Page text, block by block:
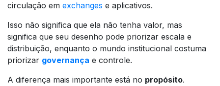
circulação em exchanges e aplicativos.
Isso não significa que ela não tenha valor, mas
significa que seu desenho pode priorizar escala e
distribuição, enquanto o mundo institucional costuma
priorizar governança e controle.
A diferença mais importante está no propósito.